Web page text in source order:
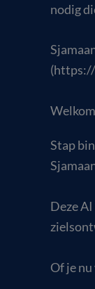
nodig
Stap
Deze
Of je